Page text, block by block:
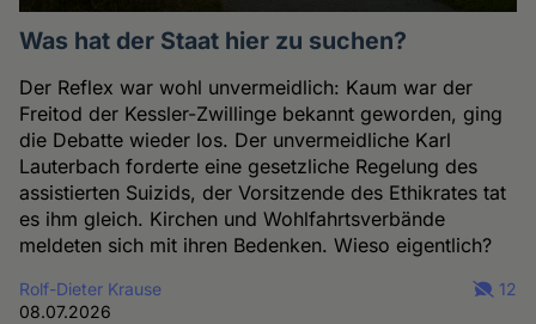
Was hat der Staat hier zu suchen?
Der Reflex war wohl unvermeidlich: Kaum war der
Freitod der Kessler-Zwillinge bekannt geworden, ging
die Debatte wieder los. Der unvermeidliche Karl
Lauterbach forderte eine gesetzliche Regelung des
assistierten Suizids, der Vorsitzende des Ethikrates tat
es ihm gleich. Kirchen und Wohlfahrtsverbände
meldeten sich mit ihren Bedenken. Wieso eigentlich?
Rolf-Dieter Krause
08.07.2026
12